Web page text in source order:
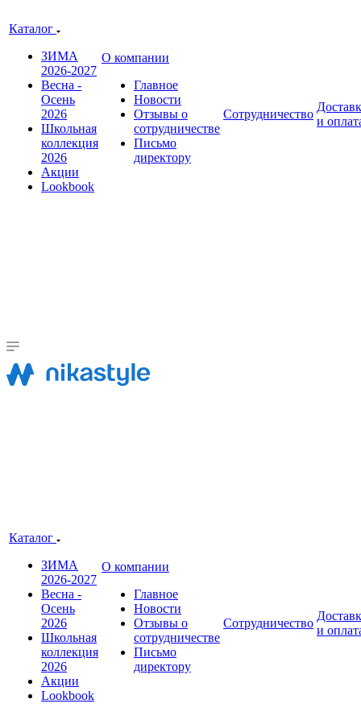
Каталог
ЗИМА
2026-2027
Весна -
Осень
2026
Школьная
коллекция
2026
Акции
Lookbook
О компании
Главное
Новости
Отзывы о
сотрудничестве
Письмо
директору
Сотрудничество
и
Каталог
ЗИМА
2026-2027
Весна -
Осень
2026
Школьная
коллекция
2026
Акции
Lookbook
О компании
Главное
Новости
Отзывы о
сотрудничестве
Письмо
директору
Сотрудничество
и